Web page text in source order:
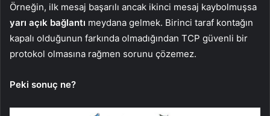
Örneğin, ilk mesaj başarılı ancak ikinci mesaj kaybolmuşsa
yarı açık bağlantı meydana gelmek. Birinci taraf kontağın
kapalı olduğunun farkında olmadığından TCP güvenli bir
protokol olmasına rağmen sorunu çözemez.
Peki sonuç ne?